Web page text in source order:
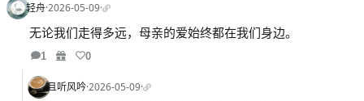
轻舟·2026-05-09·
无论我们走得多远，母亲的爱始终都在我们身边。
1 0
且听风吟·2026-05-09·